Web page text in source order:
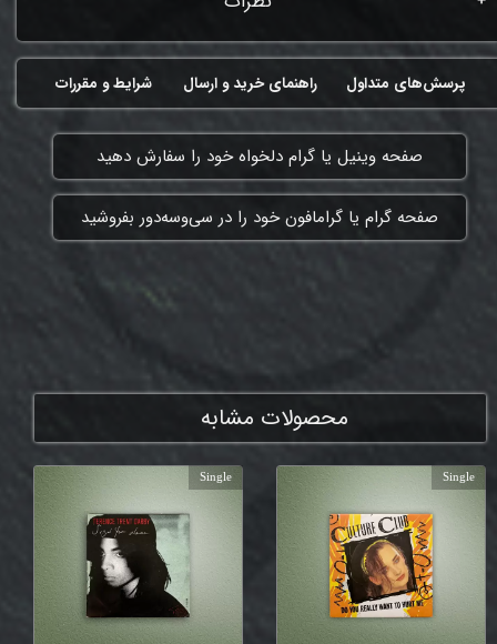
شرایط و مقررات راهنمای خرید و ارسال پرسش‌های متداول
​صفحه وینیل یا گرام دلخواه خود را سفارش دهید
​صفحه گرام یا گرامافون خود را در سی‌وسه‌دور بفروشید
محصولات مشابه
Single
Single